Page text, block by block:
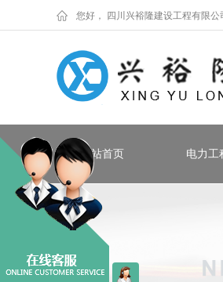
您好， 四川兴裕隆建设工程有限公
网站首页 电力工